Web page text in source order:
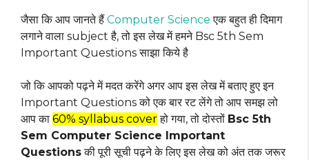
जैसा कि आप जानते हैंComputer Science एक बहुत ही दिमाग
लगाने वाला subject है, तो इस लेख में हमने Bsc 5th Sem
Important Questions साझा किये है
जो कि आपको पढ़ने में मदत करेंगे अगर आप इस लेख में बताए हुए इन
Important Questions को एक बार रट लेंगे तो आप समझ लो
आप का 60% syllabus coverहो गया, तो दोस्तों Bsc 5th
Sem Computer Science Important
Questionsकी पूरी सूची पढ़ने के लिए इस लेख को अंत तक जरूर